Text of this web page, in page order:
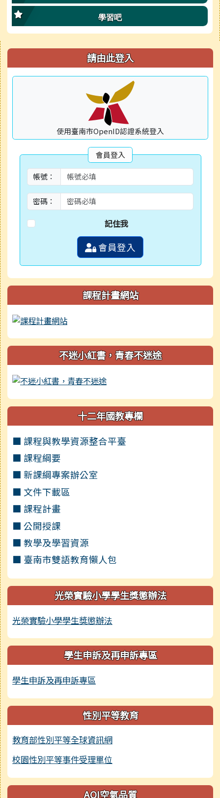
學習吧
右邊區域內容 請由此登入
使用臺南市OpenID認證系統登入
會員登入
帳號：
密碼：
記住我
會員登入
課程計畫網站
不迷小紅書，青春不迷途
十二年國教專欄
■ 課程與教學資源整合平臺
■ 課程綱要
■ 新課綱專案辦公室
■ 文件下載區
■ 課程計畫
■ 公開授課
■ 教學及學習資源
■ 臺南市雙語教育懶人包
光榮實驗小學學生獎懲辦法
光榮實驗小學學生獎懲辦法
學生申訴及再申訴專區
學生申訴及再申訴專區
性別平等教育
教育部性別平等全球資訊網
校園性別平等事件受理單位
AQI空氣品質